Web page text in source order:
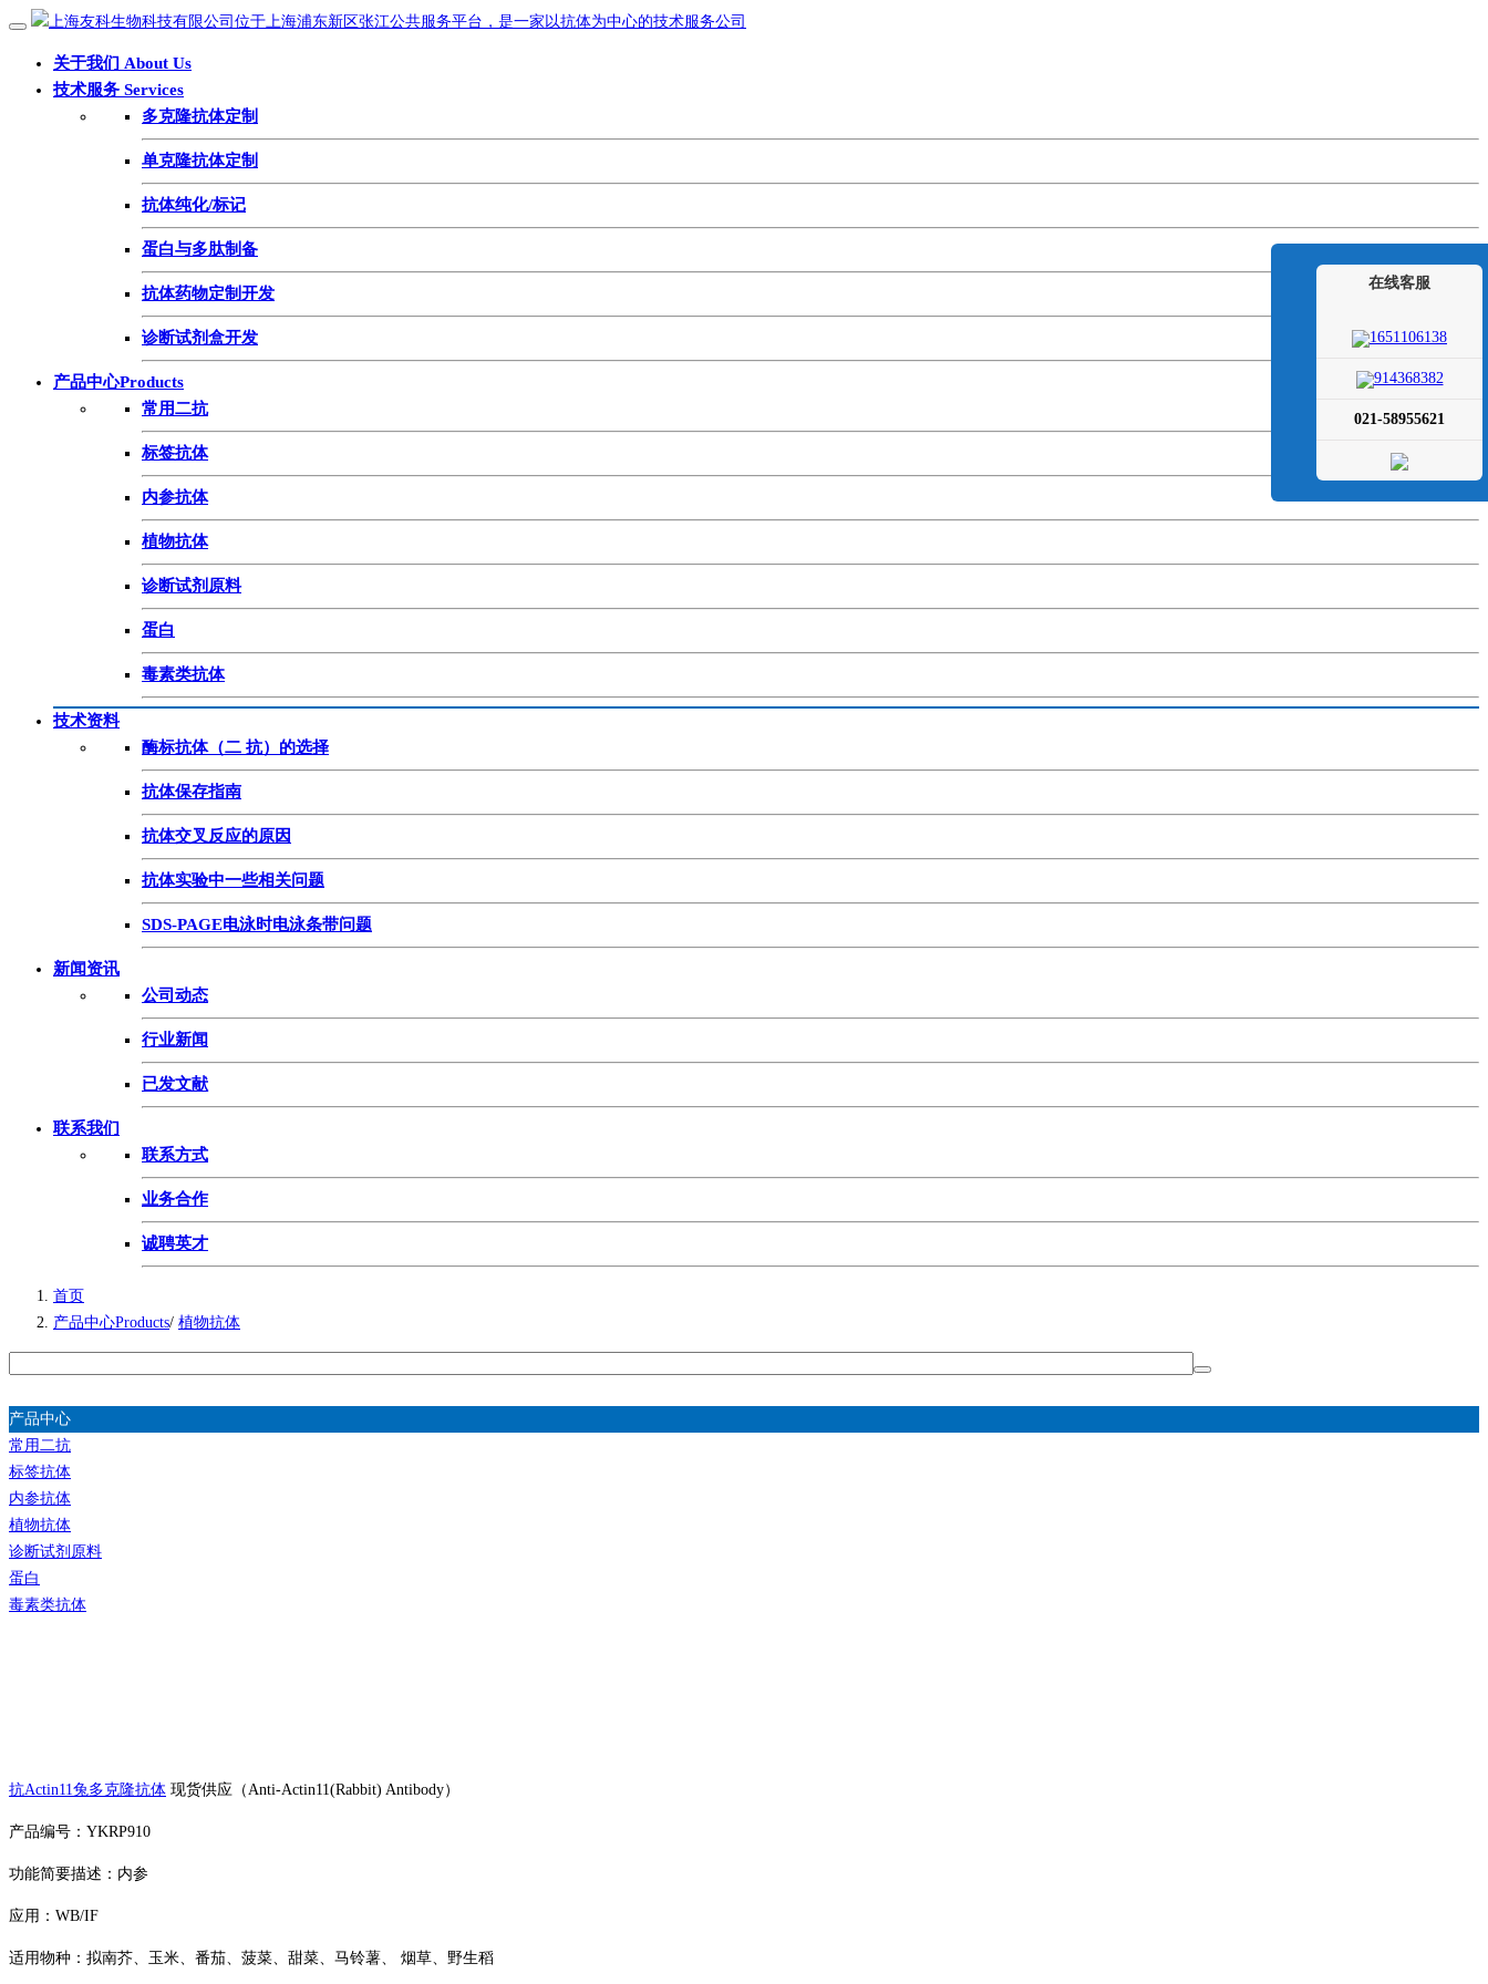
关于我们 About Us
技术服务 Services
多克隆抗体定制
单克隆抗体定制
抗体纯化/标记
蛋白与多肽制备
抗体药物定制开发
诊断试剂盒开发
产品中心Products
常用二抗
标签抗体
内参抗体
植物抗体
诊断试剂原料
蛋白
毒素类抗体
技术资料
酶标抗体（二 抗）的选择
抗体保存指南
抗体交叉反应的原因
抗体实验中一些相关问题
SDS-PAGE电泳时电泳条带问题
新闻资讯
公司动态
行业新闻
已发文献
联系我们
联系方式
业务合作
诚聘英才
首页
产品中心Products/ 植物抗体
产品中心
常用二抗
标签抗体
内参抗体
植物抗体
诊断试剂原料
蛋白
毒素类抗体
抗Actin11兔多克隆抗体 现货供应（Anti-Actin11(Rabbit) Antibody）
产品编号：YKRP910
功能简要描述：内参
应用：WB/IF
适用物种：拟南芥、玉米、番茄、菠菜、甜菜、马铃薯、 烟草、野生稻
在线客服
1651106138
914368382
021-58955621